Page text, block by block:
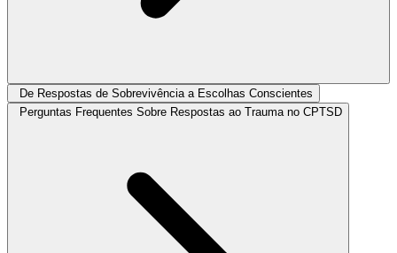
De Respostas de Sobrevivência a Escolhas Conscientes
Perguntas Frequentes Sobre Respostas ao Trauma no CPTSD